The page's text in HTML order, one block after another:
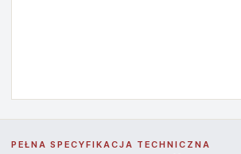
PEŁNA SPECYFIKACJA TECHNICZNA